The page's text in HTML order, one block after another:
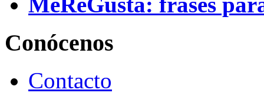
Conócenos
Contacto